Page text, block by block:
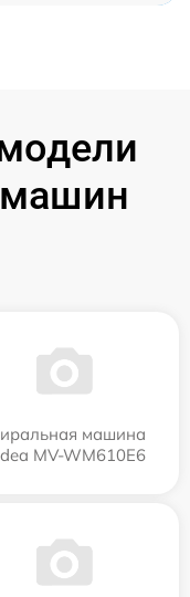
машина
MV-WM610E6